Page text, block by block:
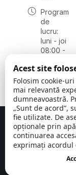
Program
de
lucru:
luni - joi
08:00 -
vineri
08:00 -
14:00
Concept realizat
Acest site
Folosim cookie-
mai relevantă
dumneavoastră.
„Sunt de acord”,
fie utilizate. De
opționale prin
continuarea
exprimați acordul